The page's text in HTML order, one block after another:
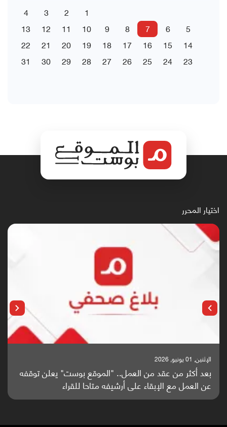
1
2
3
4
5
6
7
8
9
10
11
12
13
14
15
16
17
18
19
20
21
22
23
24
25
26
27
28
29
30
31
اختيار المحرر
الإثنين, 25 مايو, 2026
باحثون من اليمن يدخلون سباق أبحاث ألزهايمر بدراسة
واعدة منشورة عالميا (ترجمة)